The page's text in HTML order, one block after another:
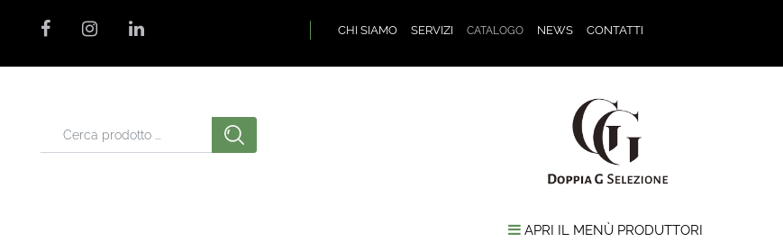
CHI SIAMO SERVIZI CATALOGO NEWS CONTATTI
APRI IL MENÙ PRODUTTORI